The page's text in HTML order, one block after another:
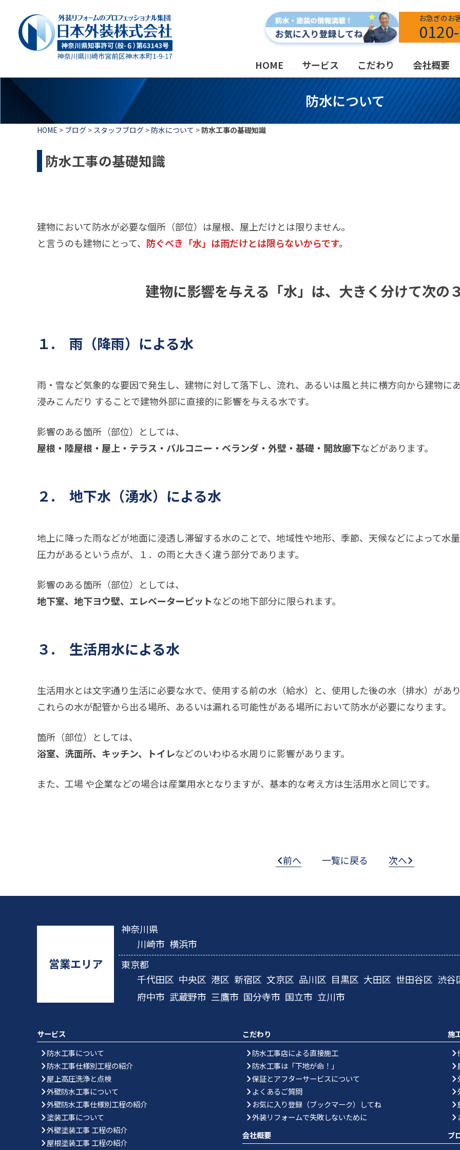
お急ぎのお
HOME サービス こだわり 会社概要
防水について
HOME > ブログ > スタッフブログ > 防水について > 防水工事の基礎知識
防水工事の基礎知識
建物において防水が必要な個所（部位）は屋根、屋上だけとは限りません。
と言うのも建物にとって、 防ぐべき「水」は雨だけとは限らないからです。
建物に影響を与える「水」は、大きく分けて次の
１. 雨（降雨）による水
雨・雪など気象的な要因で発生し、建物に対して落下し、流れ、あるいは風と共に横方向から建物に
浸みこんだり することで建物外部に直接的に影響を与える水です。
影響のある箇所（部位）としては、
屋根・陸屋根・屋上・テラス・バルコニー・ベランダ・外壁・基礎・開放廊下などがあります。
２. 地下水（湧水）による水
地上に降った雨などが地面に浸透し滞留する水のことで、地域性や地形、季節、天候などによって水
圧力があるという点が、１．の雨と大きく違う部分であります。
影響のある箇所（部位）としては、
地下室、地下ヨウ壁、エレベーターピットなどの地下部分に限られます。
３. 生活用水による水
生活用水とは文字通り生活に必要な水で、使用する前の水（給水）と、使用した後の水（排水）があ
これらの水が配管から出る場所、あるいは漏れる可能性がある場所において防水が必要になります。
箇所（部位）としては、
浴室、洗面所、キッチン、トイレなどのいわゆる水周りに影響があります。
また、工場 や企業などの場合は産業用水となりますが、基本的な考え方は生活用水と同じです。
前へ 一覧に戻る 次へ
営業エリア
神奈川県
川崎市 横浜市
東京都
千代田区 中央区 港区 新宿区 文京区 品川区 目黒区 大田区 世田谷区 渋谷
府中市 武蔵野市 三鷹市 国分寺市 国立市 立川市
サービス
防水工事について
防水工事仕様別工程の紹介
屋上高圧洗浄と点検
外壁防水工事について
外壁防水工事仕様別工程の紹介
塗装工事について
外壁塗装工事 工程の紹介
屋根塗装工事 工程の紹介
こだわり
防水工事店による直接施工
防水工事は「下地が命！」
保証とアフターサービスについて
よくあるご質問
お気に入り登録（ブックマーク）してね
外装リフォームで失敗しないために
会社概要
施
ブ